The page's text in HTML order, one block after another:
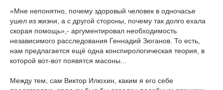
«Мне непонятно, почему здоровый человек в одночасье
ушел из жизни, а с другой стороны, почему так долго ехала
скорая помощь»,- аргументировал необходимость
независимого расследования Геннадий Зюганов. То есть,
нам предлагается ещё одна конспирологическая теория, в
которой вот-вот появятся масоны...
Между тем, сам Виктор Илюхин, каким я его себе